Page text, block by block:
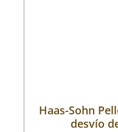
Haas-Sohn
desvío